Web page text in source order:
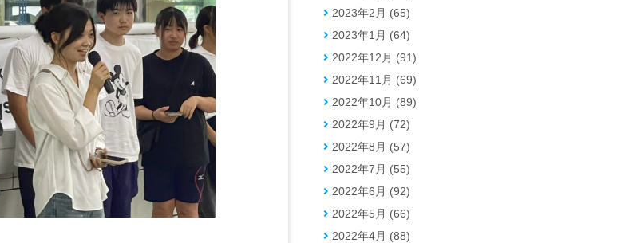
2023年2月 (65)
2023年1月 (64)
2022年12月 (91)
2022年11月 (69)
2022年10月 (89)
2022年9月 (72)
2022年8月 (57)
2022年7月 (55)
2022年6月 (92)
2022年5月 (66)
2022年4月 (88)